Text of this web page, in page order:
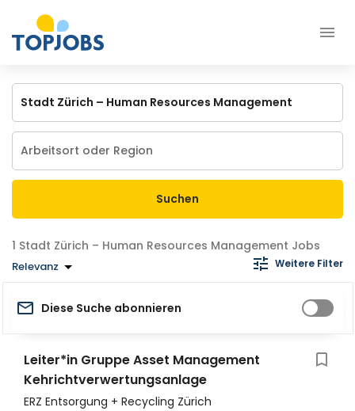
Suchen
Stadt Zürich – Human Resources Management Jobs
Relevanz Weitere Filter
Diese Suche abonnieren
Leiter*in Gruppe Asset Management
Kehrichtverwertungsanlage
ERZ Entsorgung + Recycling Zürich